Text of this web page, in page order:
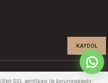
KAYDOL
SSL sertifikası ile korunmaktadır